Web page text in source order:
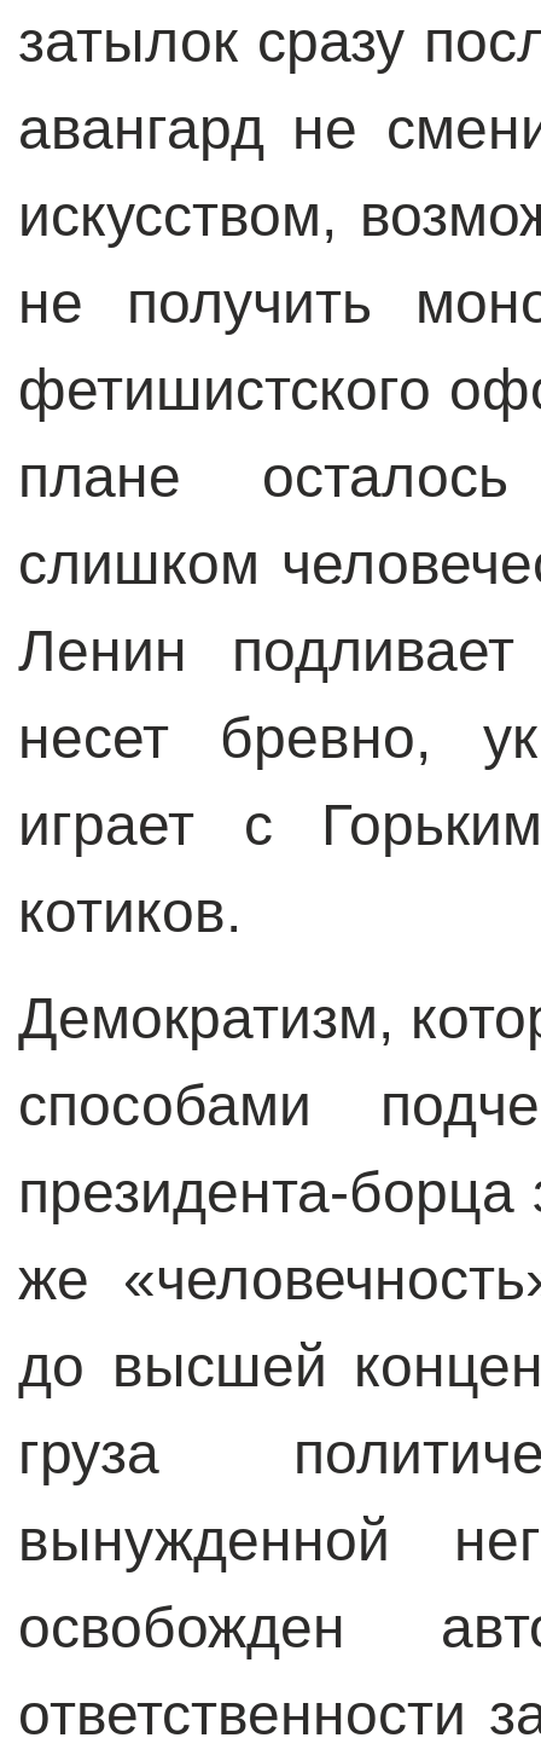
затылок сразу
авангард не
искусством,
не получить
фетишистского
плане
слишком
Ленин
несет бревно,
играет с
котиков.
Демократизм,
способами
президента-борца
же
до высшей
груза
вынужденной
освобожден
ответственности